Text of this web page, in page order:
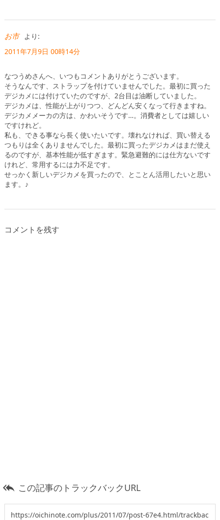
お市
より:
2011年7月9日 00時14分
なつうめさんへ、いつもコメントありがとうございます。
そうなんです、ストラップを付けていませんでした。最初に買った
デジカメには付けていたのですが、2台目は油断していました。
デジカメは、性能が上がりつつ、どんどん安くなって行きますね。
デジカメメーカの方は、かわいそうです…。消費者としては嬉しい
ですけれど。
私も、できる事なら長く使いたいです。壊れなければ、買い替える
つもりは全くありませんでした。最初に買ったデジカメはまだ使え
るのですが、基本性能が低すぎます。緊急避難的には仕方ないです
けれど、常用するには力不足です。
せっかく新しいデジカメを買ったので、とことん活用したいと思い
ます。♪
コメントを残す
 この記事のトラックバックURL